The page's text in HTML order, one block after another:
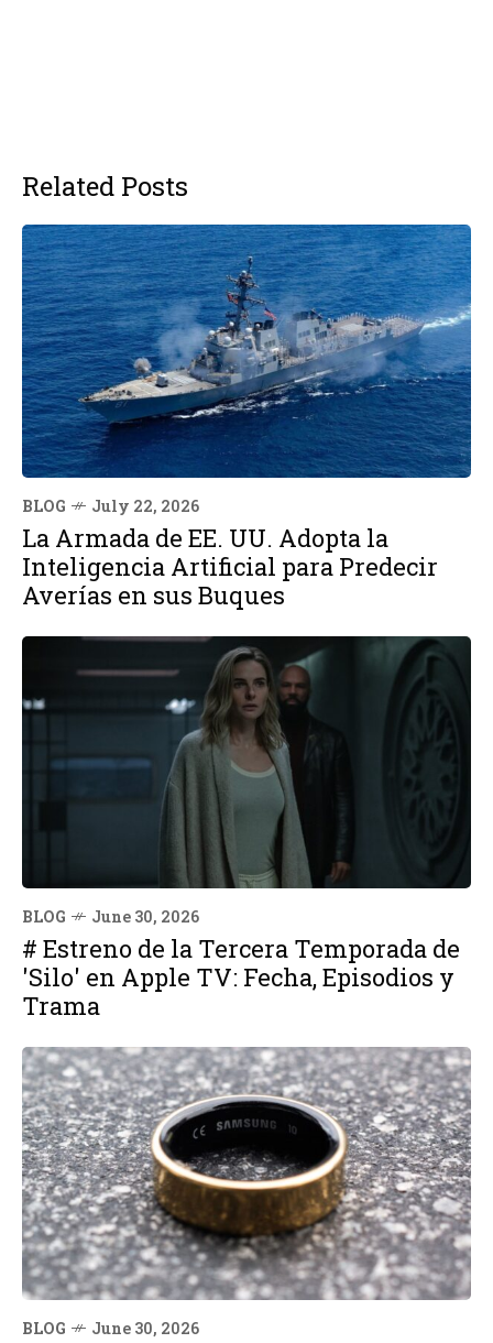
Related Posts
BLOG July 22, 2026
La Armada de EE. UU. Adopta la
Inteligencia Artificial para Predecir
Averías en sus Buques
BLOG June 30, 2026
# Estreno de la Tercera Temporada de
'Silo' en Apple TV: Fecha, Episodios y
Trama
BLOG June 30, 2026